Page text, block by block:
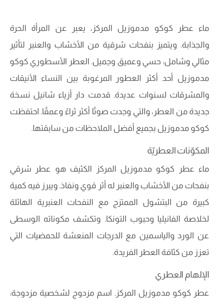
ماء عطر كوكو مدموزيل المركز، يعبر عن المرأة الحرة
والجذابة. ويتميز بنفحات شرقية من الأخشاب والعنبر لتأثير
مثالي وشامل: حسي وعميق وجميل. العطر الأسطوري كوكو
مدموزيل أحد أكثر العطور المرغوبة بين النساء الأنيقات
والمشرقات لسنوات عديدة. قدمت دار أزياء شانيل نسخة
جديدة من العطر، والتي وجدت صوتًا أكثر ثراءً وعمقًا. احتفظت
كوكو مدموزيل بجميع أفضل الملاحظات من سابقتها.
المكوّنات العطريّة
ماء عطر كوكو مدموزيل المركز الكثيف هو عطر شرقي
بنفحات من الأخشاب والعنبر له أثر قوي ونفاذ. ويبرز فيه كمية
كبيرة من البتشول الممتزج مع النفحات العنبرية الهائلة
لخلاصة الفانيليا وحبوب التونكا. وتكشف مكوناته الوسطى
عن الورد والياسمين مع الدرجات المنعشة للحمضيات التي
تعزز من كثافة العطر الفريدة.
الإلهام العطري
عطر كوكو مدموزيل المركز. اسم مزدوج لشخصية مزدوجة: